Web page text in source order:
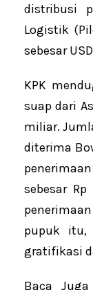
distribusi
Logistik
sebesar
KPK
suap dari
miliar.
diterima
sebesar
pupuk itu,
gratifikasi
Baca